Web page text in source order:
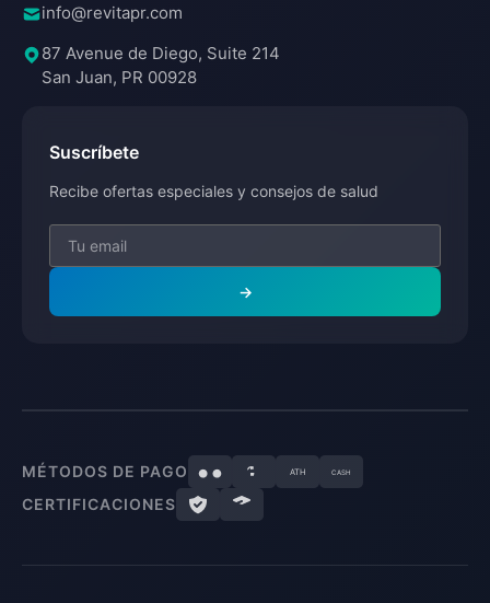
info@revitapr.com
87 Avenue de Diego, Suite 214
San Juan, PR 00928
Suscríbete
Recibe ofertas especiales y consejos de salud
→
MÉTODOS DE PAGO ATH CASH
CERTIFICACIONES